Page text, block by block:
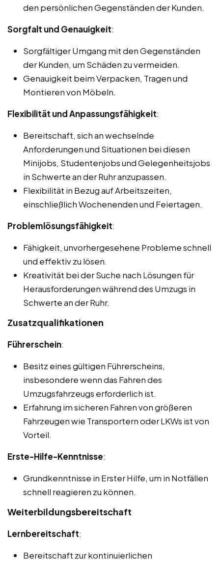
den persönlichen Gegenständen der Kunden.
Sorgfalt und Genauigkeit:
Sorgfältiger Umgang mit den Gegenständen
der Kunden, um Schäden zu vermeiden.
Genauigkeit beim Verpacken, Tragen und
Montieren von Möbeln.
Flexibilität und Anpassungsfähigkeit:
Bereitschaft, sich an wechselnde
Anforderungen und Situationen bei diesen
Minijobs, Studentenjobs und Gelegenheitsjobs
in Schwerte an der Ruhr anzupassen.
Flexibilität in Bezug auf Arbeitszeiten,
einschließlich Wochenenden und Feiertagen.
Problemlösungsfähigkeit:
Fähigkeit, unvorhergesehene Probleme schnell
und effektiv zu lösen.
Kreativität bei der Suche nach Lösungen für
Herausforderungen während des Umzugs in
Schwerte an der Ruhr.
Zusatzqualifikationen
Führerschein:
Besitz eines gültigen Führerscheins,
insbesondere wenn das Fahren des
Umzugsfahrzeugs erforderlich ist.
Erfahrung im sicheren Fahren von größeren
Fahrzeugen wie Transportern oder LKWs ist von
Vorteil.
Erste-Hilfe-Kenntnisse:
Grundkenntnisse in Erster Hilfe, um in Notfällen
schnell reagieren zu können.
Weiterbildungsbereitschaft
Lernbereitschaft:
Bereitschaft zur kontinuierlichen